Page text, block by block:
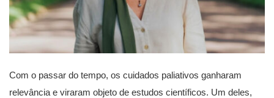
Com o passar do tempo, os cuidados paliativos ganharam
relevância e viraram objeto de estudos científicos. Um deles,